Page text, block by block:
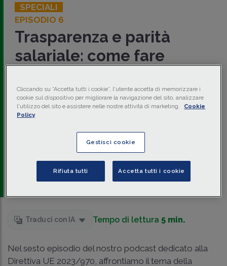
SPECIALI
EPISODIO 6
Trasparenza e parità
salariale: come fare
La Direttiva cd.Pay transparencyintroduce un vero sistema
digiustizia retributiva: in presenza di elementi concreti di
disparità, l’onere della provasi sposta sul datore di
lavoro e soggetti quali sindacati o organismi di parità
Consulente del Lavoro - Fondatore
Luciano Vella -Avvocato giuslavorista - Senior
Traduci con IA Tempo di lettura 5 min.
Nel sesto episodio del nostro podcast dedicato alla
Direttiva UE 2023/970, affrontiamo il tema della
Cliccando su “Accetta tutti i cookie”, l'utente accetta di memorizzare i
cookie sul dispositivo per migliorare la navigazione del sito, analizzare
l'utilizzo del sito e assistere nelle nostre attività di marketing.
Cookie
Policy
Gestisci cookie
Rifiuta tutti Accetta tutti i cookie